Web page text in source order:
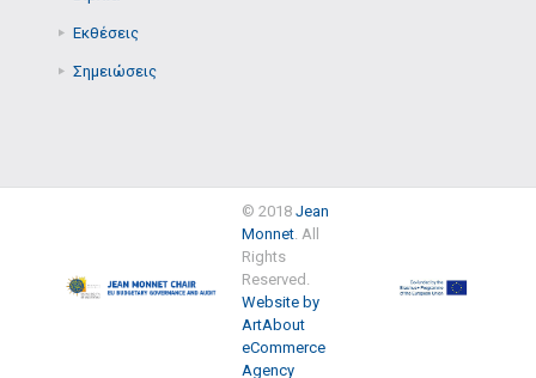
Εκθέσεις
Σημειώσεις
© 2018 Jean
Monnet. All
Rights
Reserved.
Website by
ArtAbout
eCommerce
Agency